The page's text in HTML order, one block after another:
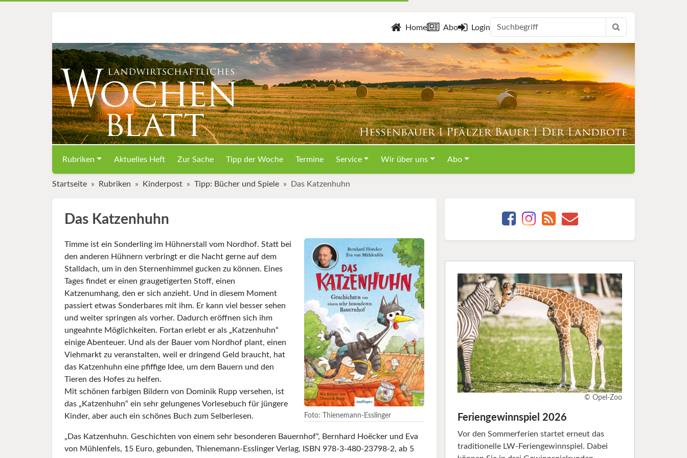
Home Abo Login
Rubriken Aktuelles Heft Zur Sache Tipp der Woche Termine Service Wir über uns Abo
Startseite Rubriken Kinderpost Tipp: Bücher und Spiele Das Katzenhuhn
Das Katzenhuhn
Foto: Thienemann-Esslinger
Timme ist ein Sonderling im Hühnerstall vom Nordhof. Statt bei
den anderen Hühnern verbringt er die Nacht gerne auf dem
Stalldach, um in den Sternenhimmel gucken zu können. Eines
Tages findet er einen graugetigerten Stoff, einen
Katzenumhang, den er sich anzieht. Und in diesem Moment
passiert etwas Sonderbares mit ihm. Er kann viel besser sehen
und weiter springen als vorher. Dadurch eröffnen sich ihm
ungeahnte Möglichkeiten. Fortan erlebt er als „Katzenhuhn“
einige Abenteuer. Und als der Bauer vom Nordhof plant, einen
Viehmarkt zu veranstalten, weil er dringend Geld braucht, hat
das Katzenhuhn eine pfiffige Idee, um dem Bauern und den
Tieren des Hofes zu helfen.
Mit schönen farbigen Bildern von Dominik Rupp versehen, ist
das „Katzenhuhn“ ein sehr gelungenes Vorlesebuch für jüngere
Kinder, aber auch ein schönes Buch zum Selberlesen.
„Das Katzenhuhn. Geschichten von einem sehr besonderen Bauernhof“, Bernhard Hoëcker und Eva
von Mühlenfels, 15 Euro, gebunden, Thienemann-Esslinger Verlag, ISBN 978-3-480-23798-2, ab 5
© Opel-Zoo
Feriengewinnspiel 2026
Vor den Sommerferien startet erneut das
traditionelle LW-Feriengewinnspiel. Dabei